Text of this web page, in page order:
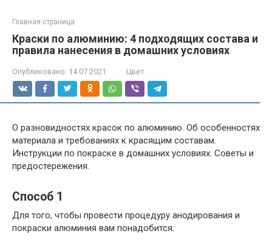
Главная страница
Краски по алюминию: 4 подходящих состава и
правила нанесения в домашних условиях
Опубликовано: 14.07.2021 Цвет
О разновидностях красок по алюминию. Об особенностях
материала и требованиях к красящим составам.
Инструкции по покраске в домашних условиях. Советы и
предостережения.
Способ 1
Для того, чтобы провести процедуру анодирования и
покраски алюминия вам понадобится: